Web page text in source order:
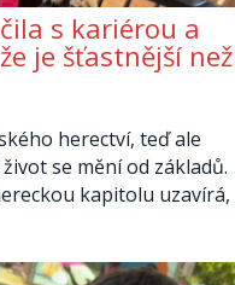
s kariérou a
je šťastnější než
herectví, teď ale
se mění od základů.
kapitolu uzavírá,